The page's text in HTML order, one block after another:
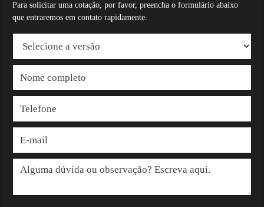
Para solicitar uma cotação, por favor, preencha o formulário abaixo
que entraremos em contato rapidamente.